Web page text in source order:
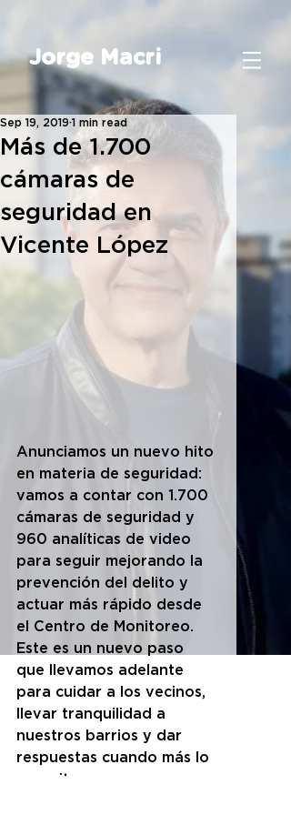
Jorge Macri
Más de 1.700
cámaras de
seguridad en
Vicente López
Sep 19, 2019 1 min read
Anunciamos un nuevo hito
en materia de seguridad:
vamos a contar con 1.700
cámaras de seguridad y
960 analíticas de video
para seguir mejorando la
prevención del delito y
actuar más rápido desde
el Centro de Monitoreo.
Este es un nuevo paso
que llevamos adelante
para cuidar a los vecinos,
llevar tranquilidad a
nuestros barrios y dar
respuestas cuando más lo
necesitan.